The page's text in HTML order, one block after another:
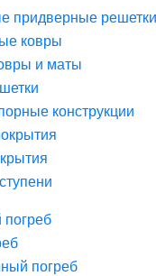
придверные решетки
ковры
и маты
конструкции
погреб
погреб